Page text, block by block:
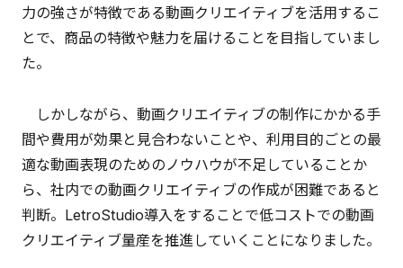
力の強さが特徴である動画クリエイティブを活用するこ
とで、商品の特徴や魅力を届けることを目指していまし
た。
しかしながら、動画クリエイティブの制作にかかる手
間や費用が効果と見合わないことや、利用目的ごとの最
適な動画表現のためのノウハウが不足していることか
ら、社内での動画クリエイティブの作成が困難であると
判断。LetroStudio導入をすることで低コストでの動画
クリエイティブ量産を推進していくことになりました。